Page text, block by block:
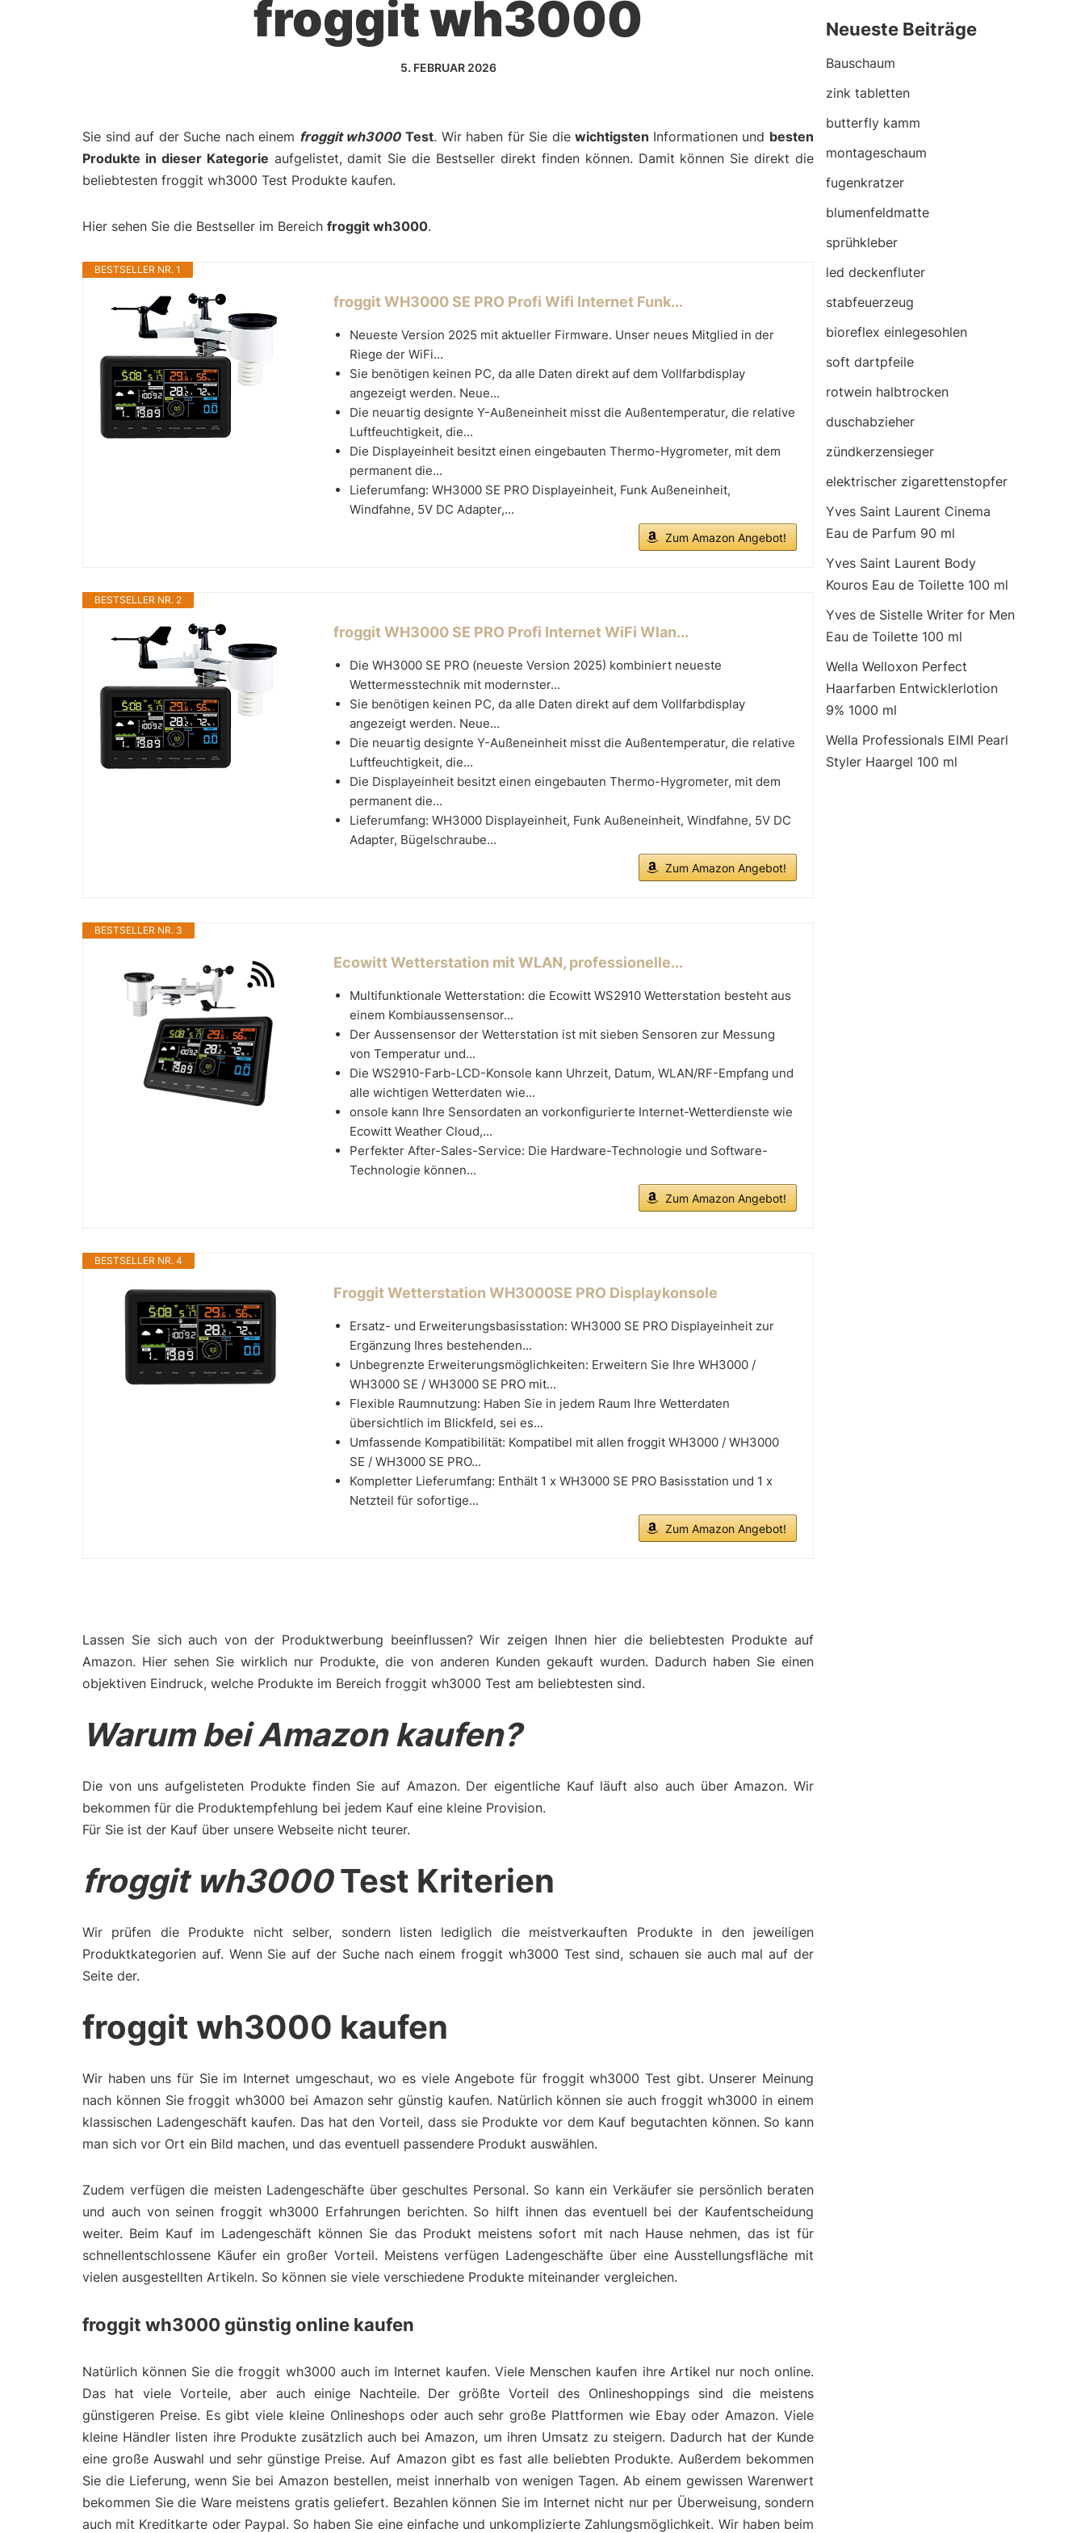
froggit wh3000
5. FEBRUAR 2026
Sie sind auf der Suche nach einem froggit wh3000 Test. Wir haben für Sie diewichtigsten Informationen und besten
Produkte in dieser Kategorie aufgelistet, damit Sie die Bestseller direkt finden können. Damit können Sie direkt die
beliebtesten froggit wh3000 Test Produkte kaufen.
Hier sehen Sie die Bestseller im Bereich froggit wh3000.
BESTSELLER NR. 1
froggit WH3000 SE PRO Profi Wifi Internet Funk...
Neueste Version 2025 mit aktueller Firmware. Unser neues Mitglied in der
Riege der WiFi...
Sie benötigen keinen PC, da alle Daten direkt auf dem Vollfarbdisplay
angezeigt werden. Neue...
Die neuartig designte Y-Außeneinheit misst die Außentemperatur, die relative
Luftfeuchtigkeit, die...
Die Displayeinheit besitzt einen eingebauten Thermo-Hygrometer, mit dem
permanent die...
Lieferumfang: WH3000 SE PRO Displayeinheit, Funk Außeneinheit,
Windfahne, 5V DC Adapter,...
Zum Amazon Angebot!
BESTSELLER NR. 2
froggit WH3000 SE PRO Profi Internet WiFi Wlan...
Die WH3000 SE PRO (neueste Version 2025) kombiniert neueste
Wettermesstechnik mit modernster...
Sie benötigen keinen PC, da alle Daten direkt auf dem Vollfarbdisplay
angezeigt werden. Neue...
Die neuartig designte Y-Außeneinheit misst die Außentemperatur, die relative
Luftfeuchtigkeit, die...
Die Displayeinheit besitzt einen eingebauten Thermo-Hygrometer, mit dem
permanent die...
Lieferumfang: WH3000 Displayeinheit, Funk Außeneinheit, Windfahne, 5V DC
Adapter, Bügelschraube...
Zum Amazon Angebot!
BESTSELLER NR. 3
Ecowitt Wetterstation mit WLAN, professionelle...
Multifunktionale Wetterstation: die Ecowitt WS2910 Wetterstation besteht aus
einem Kombiaussensensor...
Der Aussensensor der Wetterstation ist mit sieben Sensoren zur Messung
von Temperatur und...
Die WS2910-Farb-LCD-Konsole kann Uhrzeit, Datum, WLAN/RF-Empfang und
alle wichtigen Wetterdaten wie...
onsole kann Ihre Sensordaten an vorkonfigurierte Internet-Wetterdienste wie
Ecowitt Weather Cloud,...
Perfekter After-Sales-Service: Die Hardware-Technologie und Software-
Technologie können...
Zum Amazon Angebot!
BESTSELLER NR. 4
Froggit Wetterstation WH3000SE PRO Displaykonsole
Ersatz- und Erweiterungsbasisstation: WH3000 SE PRO Displayeinheit zur
Ergänzung Ihres bestehenden...
Unbegrenzte Erweiterungsmöglichkeiten: Erweitern Sie Ihre WH3000 /
WH3000 SE / WH3000 SE PRO mit...
Flexible Raumnutzung: Haben Sie in jedem Raum Ihre Wetterdaten
übersichtlich im Blickfeld, sei es...
Umfassende Kompatibilität: Kompatibel mit allen froggit WH3000 / WH3000
SE / WH3000 SE PRO...
Kompletter Lieferumfang: Enthält 1 x WH3000 SE PRO Basisstation und 1 x
Netzteil für sofortige...
Zum Amazon Angebot!
Lassen Sie sich auch von der Produktwerbung beeinflussen? Wir zeigen Ihnen hier die beliebtesten Produkte auf
Amazon. Hier sehen Sie wirklich nur Produkte, die von anderen Kunden gekauft wurden. Dadurch haben Sie einen
objektiven Eindruck, welche Produkte im Bereich froggit wh3000 Test am beliebtesten sind.
Warum bei Amazon kaufen?
Die von uns aufgelisteten Produkte finden Sie auf Amazon. Der eigentliche Kauf läuft also auch über Amazon. Wir
bekommen für die Produktempfehlung bei jedem Kauf eine kleine Provision.
Für Sie ist der Kauf über unsere Webseite nicht teurer.
froggit wh3000Test Kriterien
Wir prüfen die Produkte nicht selber, sondern listen lediglich die meistverkauften Produkte in den jeweiligen
Produktkategorien auf. Wenn Sie auf der Suche nach einem froggit wh3000 Test sind, schauen sie auch mal auf der
Seite der.
froggit wh3000 kaufen
Wir haben uns für Sie im Internet umgeschaut, wo es viele Angebote für froggit wh3000 Test gibt. Unserer Meinung
nach können Sie froggit wh3000 bei Amazon sehr günstig kaufen. Natürlich können sie auch froggit wh3000 in einem
klassischen Ladengeschäft kaufen. Das hat den Vorteil, dass sie Produkte vor dem Kauf begutachten können. So kann
man sich vor Ort ein Bild machen, und das eventuell passendere Produkt auswählen.
Zudem verfügen die meisten Ladengeschäfte über geschultes Personal. So kann ein Verkäufer sie persönlich beraten
und auch von seinen froggit wh3000 Erfahrungen berichten. So hilft ihnen das eventuell bei der Kaufentscheidung
weiter. Beim Kauf im Ladengeschäft können Sie das Produkt meistens sofort mit nach Hause nehmen, das ist für
schnellentschlossene Käufer ein großer Vorteil. Meistens verfügen Ladengeschäfte über eine Ausstellungsfläche mit
vielen ausgestellten Artikeln. So können sie viele verschiedene Produkte miteinander vergleichen.
froggit wh3000 günstig online kaufen
Natürlich können Sie die froggit wh3000 auch im Internet kaufen. Viele Menschen kaufen ihre Artikel nur noch online.
Das hat viele Vorteile, aber auch einige Nachteile. Der größte Vorteil des Onlineshoppings sind die meistens
günstigeren Preise. Es gibt viele kleine Onlineshops oder auch sehr große Plattformen wie Ebay oder Amazon. Viele
kleine Händler listen ihre Produkte zusätzlich auch bei Amazon, um ihren Umsatz zu steigern. Dadurch hat der Kunde
eine große Auswahl und sehr günstige Preise. Auf Amazon gibt es fast alle beliebten Produkte. Außerdem bekommen
Sie die Lieferung, wenn Sie bei Amazon bestellen, meist innerhalb von wenigen Tagen. Ab einem gewissen Warenwert
bekommen Sie die Ware meistens gratis geliefert. Bezahlen können Sie im Internet nicht nur per Überweisung, sondern
auch mit Kreditkarte oder Paypal. So haben Sie eine einfache und unkomplizierte Zahlungsmöglichkeit. Wir haben beim
Neueste Beiträge
Bauschaum
zink tabletten
butterfly kamm
montageschaum
fugenkratzer
blumenfeldmatte
sprühkleber
led deckenfluter
stabfeuerzeug
bioreflex einlegesohlen
soft dartpfeile
rotwein halbtrocken
duschabzieher
zündkerzensieger
elektrischer zigarettenstopfer
Yves Saint Laurent Cinema
Eau de Parfum 90 ml
Yves Saint Laurent Body
Kouros Eau de Toilette 100 ml
Yves de Sistelle Writer for Men
Eau de Toilette 100 ml
Wella Welloxon Perfect
Haarfarben Entwicklerlotion
9% 1000 ml
Wella Professionals EIMI Pearl
Styler Haargel 100 ml